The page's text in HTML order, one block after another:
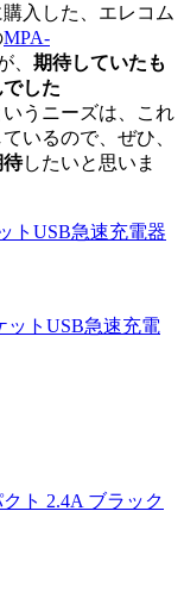
入した、エレコム
MPA-
、 期待していたも
した
いうニーズは、これ
いるので、ぜひ、
待したいと思いま
トUSB急速充電器
トUSB急速充電
ト 2.4A ブラック